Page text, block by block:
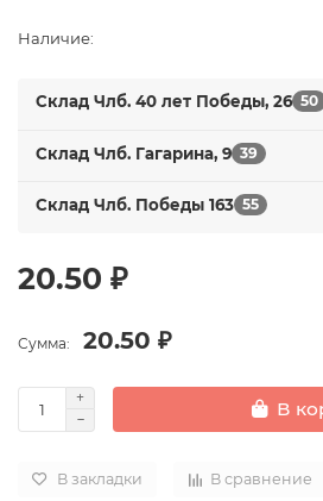
Наличие:
Склад Члб. 40 лет Победы, 26 50
Склад Члб. Гагарина, 9 39
Склад Члб. Победы 163 55
20.50 ₽
Сумма: 20.50 ₽
В
В закладки В сравнение